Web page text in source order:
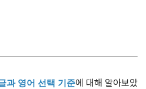
과 영어 선택 기준에 대해 알아보았